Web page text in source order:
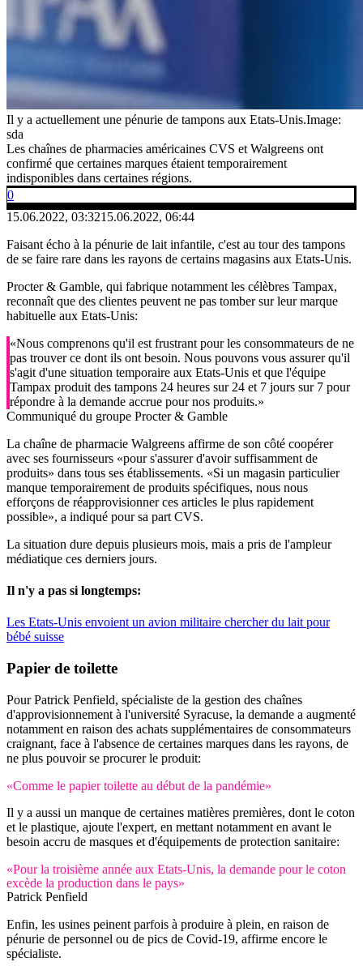
Il y a actuellement une pénurie de tampons aux Etats-Unis.Image:
sda
Les chaînes de pharmacies américaines CVS et Walgreens ont
confirmé que certaines marques étaient temporairement
indisponibles dans certaines régions.
0
15.06.2022, 03:3215.06.2022, 06:44
Faisant écho à la pénurie de lait infantile, c'est au tour des tampons
de se faire rare dans les rayons de certains magasins aux Etats-Unis.
Procter & Gamble, qui fabrique notamment les célèbres Tampax,
reconnaît que des clientes peuvent ne pas tomber sur leur marque
habituelle aux Etats-Unis:
«Nous comprenons qu'il est frustrant pour les consommateurs de ne
pas trouver ce dont ils ont besoin. Nous pouvons vous assurer qu'il
s'agit d'une situation temporaire aux Etats-Unis et que l'équipe
Tampax produit des tampons 24 heures sur 24 et 7 jours sur 7 pour
répondre à la demande accrue pour nos produits.»
Communiqué du groupe Procter & Gamble
La chaîne de pharmacie Walgreens affirme de son côté coopérer
avec ses fournisseurs «pour s'assurer d'avoir suffisamment de
produits» dans tous ses établissements. «Si un magasin particulier
manque temporairement de produits spécifiques, nous nous
efforçons de réapprovisionner ces articles le plus rapidement
possible», a indiqué pour sa part CVS.
La situation dure depuis plusieurs mois, mais a pris de l'ampleur
médiatique ces derniers jours.
Il n'y a pas si longtemps:
Les Etats-Unis envoient un avion militaire chercher du lait pour
bébé suisse
Papier de toilette
Pour Patrick Penfield, spécialiste de la gestion des chaînes
d'approvisionnement à l'université Syracuse, la demande a augmenté
notamment en raison des achats supplémentaires de consommateurs
craignant, face à l'absence de certaines marques dans les rayons, de
ne plus pouvoir se procurer le produit:
«Comme le papier toilette au début de la pandémie»
Il y a aussi un manque de certaines matières premières, dont le coton
et le plastique, ajoute l'expert, en mettant notamment en avant le
besoin accru de masques et d'équipements de protection sanitaire:
«Pour la troisième année aux Etats-Unis, la demande pour le coton
excède la production dans le pays»
Patrick Penfield
Enfin, les usines peinent parfois à produire à plein, en raison de
pénurie de personnel ou de pics de Covid-19, affirme encore le
spécialiste.